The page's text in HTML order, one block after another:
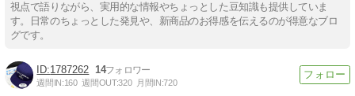
視点で語りながら、実用的な情報やちょっとした豆知識も提供していま
す。日常のちょっとした発見や、新商品のお得感を伝えるのが得意なブロ
グです。
1787262 14
週間IN:160 週間OUT:320 月間IN:720